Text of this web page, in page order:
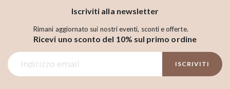
Iscriviti alla newsletter
Rimani aggiornato sui nostri eventi, sconti e offerte.
Ricevi uno sconto del 10% sul primo ordine
I
s
ISCRIVITI